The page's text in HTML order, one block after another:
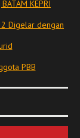
KEPRI
2 Digelar dengan
PBB